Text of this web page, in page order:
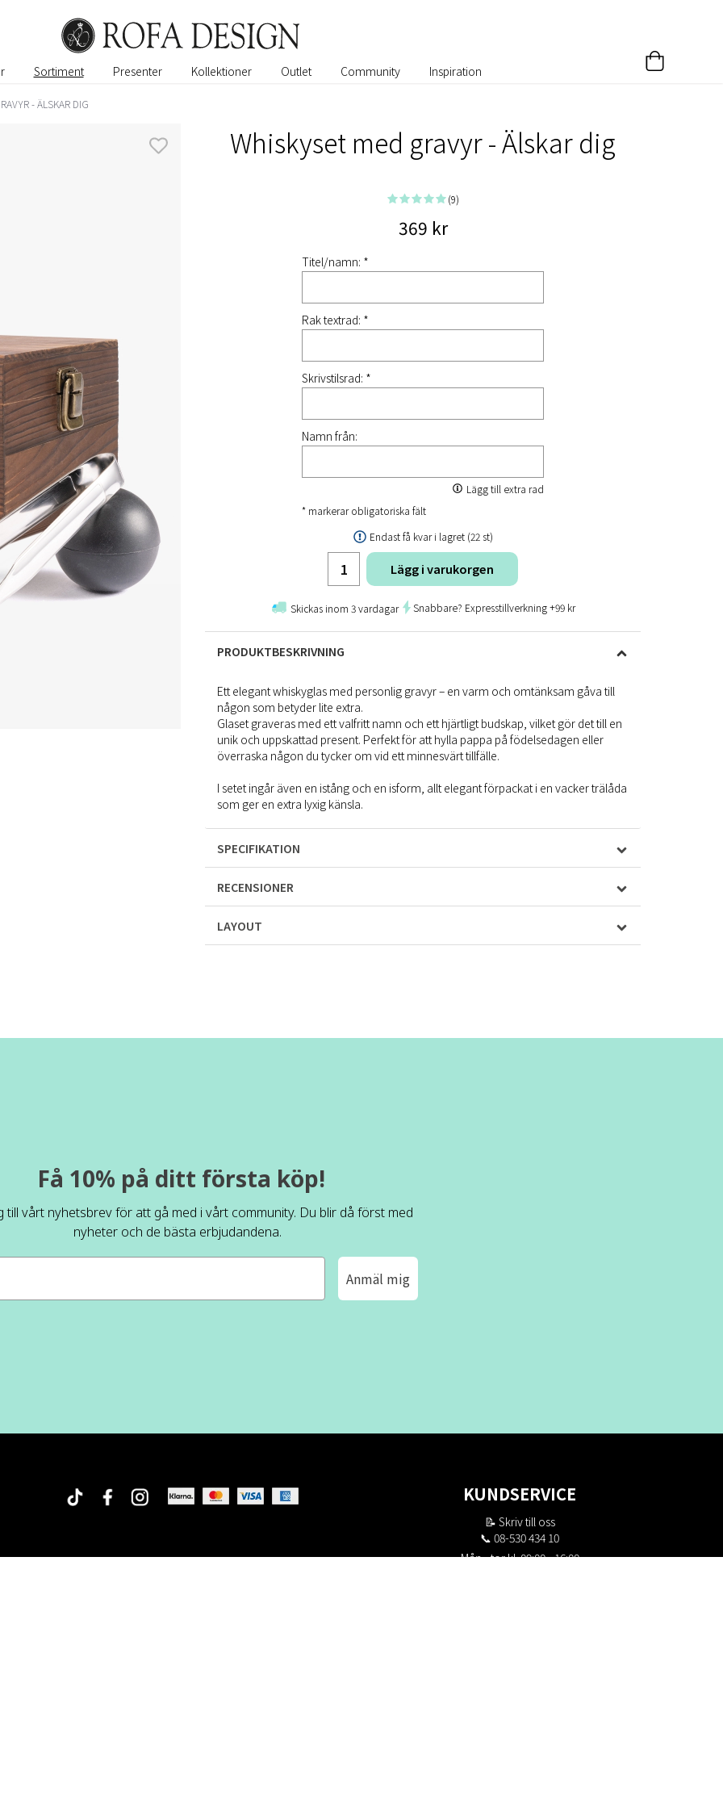
Sortiment Presenter Kollektioner Outlet Community Inspiration
- ÄLSKAR DIG
Whiskyset med gravyr - Älskar dig
(9)
369 kr
Titel/namn: *
Rak textrad: *
Skrivstilsrad: *
Namn från:
Lägg till extra rad
* markerar obligatoriska fält
Endast få kvar i lagret (22 st)
Lägg i varukorgen
Skickas inom 3 vardagar Snabbare? Expresstillverkning +99 kr
PRODUKTBESKRIVNING
Ett elegant whiskyglas med personlig gravyr – en varm och omtänksam gåva till
någon som betyder lite extra.
Glaset graveras med ett valfritt namn och ett hjärtligt budskap, vilket gör det till en
unik och uppskattad present. Perfekt för att hylla pappa på födelsedagen eller
överraska någon du tycker om vid ett minnesvärt tillfälle.
I setet ingår även en istång och en isform, allt elegant förpackat i en vacker trälåda
som ger en extra lyxig känsla.
SPECIFIKATION
RECENSIONER
LAYOUT
Få 10% på ditt första köp!
till vårt nyhetsbrev för att gå med i vårt community. Du blir då först med
nyheter och de bästa erbjudandena.
Anmäl mig
KUNDSERVICE
📝 Skriv till oss
📞 08-530 434 10
Mån - tor kl. 09:00 - 16:00